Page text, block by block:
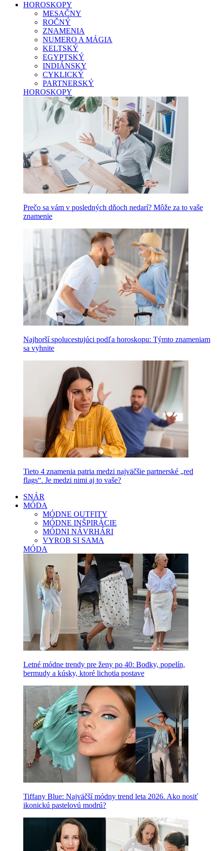
HOROSKOPY
MESAČNY
ROČNÝ
ZNAMENIA
NUMERO A MÁGIA
KELTSKÝ
EGYPTSKÝ
INDIÁNSKY
CYKLICKÝ
PARTNERSKÝ
HOROSKOPY
Prečo sa vám v posledných dňoch nedarí? Môže za to vaše
znamenie
Najhorší spolucestujúci podľa horoskopu: Týmto znameniam
sa vyhnite
Tieto 4 znamenia patria medzi najväčšie partnerské „red
flags“. Je medzi nimi aj to vaše?
SNÁR
MÓDA
MÓDNE OUTFITY
MÓDNE INŠPIRÁCIE
MÓDNI NÁVRHÁRI
VYROB SI SAMA
MÓDA
Letné módne trendy pre ženy po 40: Bodky, popelín,
bermudy a kúsky, ktoré lichotia postave
Tiffany Blue: Najväčší módny trend leta 2026. Ako nosiť
ikonickú pastelovú modrú?